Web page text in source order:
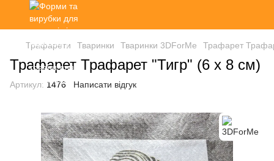
Трафарети Тваринки Тваринки 3DForMe Трафарет
Трафарет Трафарет "Тигр" (6 х 8 см)
Артикул: 1476 Написати відгук